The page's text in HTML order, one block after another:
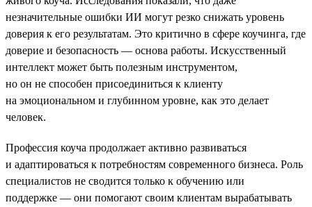
незначительные ошибки ИИ могут резко снижать уровень
доверия к его результатам. Это критично в сфере коучинга, где
доверие и безопасность — основа работы. Искусственный
интеллект может быть полезным инструментом,
но он не способен присоединиться к клиенту
на эмоциональном и глубинном уровне, как это делает
человек.
Профессия коуча продолжает активно развиваться
и адаптироваться к потребностям современного бизнеса. Роль
специалистов не сводится только к обучению или
поддержке — они помогают своим клиентам вырабатывать